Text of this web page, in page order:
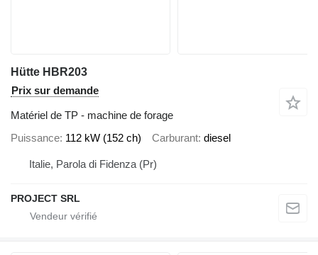
Hütte HBR203
Prix sur demande
Matériel de TP - machine de forage
Puissance 112 kW (152 ch) Carburant diesel
Italie, Parola di Fidenza (Pr)
PROJECT SRL